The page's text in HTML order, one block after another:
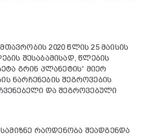
2020 წლის 25 მაისის
შესაბამისად, წლების
გრინ პლანეტის“ მიერ
ნარჩენების შეგროვების
და შეგროვებული
რაოდენობა შეადგენდა